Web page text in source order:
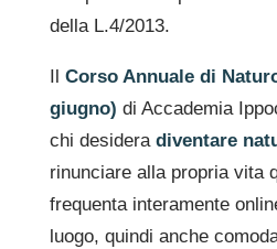
della L.4/2013.
Il Corso Annuale di
giugno) di Accademia
chi desidera diventare
rinunciare alla propria vita
frequenta interamente
luogo, quindi anche